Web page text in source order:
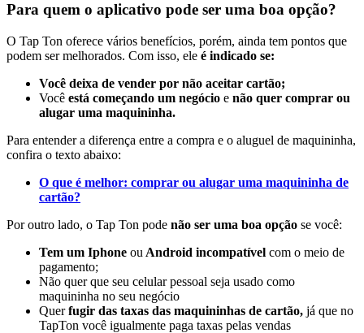
Para quem o aplicativo pode ser uma boa opção?
O Tap Ton oferece vários benefícios, porém, ainda tem pontos que
podem ser melhorados. Com isso, ele é indicado se:
Você deixa de vender por não aceitar cartão;
Você está começando um negócio e não quer comprar ou
alugar uma maquininha.
Para entender a diferença entre a compra e o aluguel de maquininha,
confira o texto abaixo:
O que é melhor: comprar ou alugar uma maquininha de
cartão?
Por outro lado, o Tap Ton pode não ser uma boa opção se você:
Tem um Iphone ou Android incompatível com o meio de
pagamento;
Não quer que seu celular pessoal seja usado como
maquininha no seu negócio
Querfugir das taxas das maquininhas de cartão, já que no
TapTon você igualmente paga taxas pelas vendas